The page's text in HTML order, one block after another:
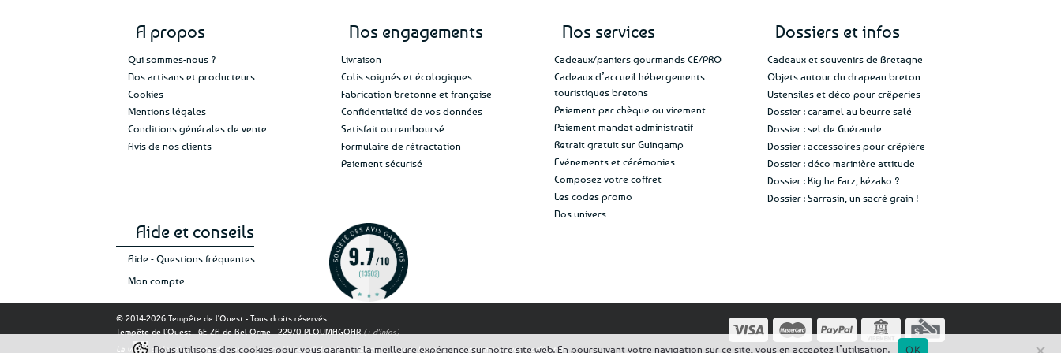
A propos
Qui sommes-nous ?
Nos artisans et producteurs
Cookies
Mentions légales
Conditions générales de vente
Avis de nos clients
Nos engagements
Livraison
Colis soignés et écologiques
Fabrication bretonne et française
Confidentialité de vos données
Satisfait ou remboursé
Formulaire de rétractation
Paiement sécurisé
Nos services
Cadeaux/paniers gourmands CE/PRO
Cadeaux d’accueil hébergements
touristiques bretons
Paiement par chèque ou virement
Paiement mandat administratif
Retrait gratuit sur Guingamp
Evénements et cérémonies
Composez votre coffret
Les codes promo
Nos univers
Dossiers et infos
Cadeaux et souvenirs de Bretagne
Objets autour du drapeau breton
Ustensiles et déco pour crêperies
Dossier : caramel au beurre salé
Dossier : sel de Guérande
Dossier : accessoires pour crêpière
Dossier : déco marinière attitude
Dossier : Kig ha Farz, kézako ?
Dossier : Sarrasin, un sacré grain !
Aide et conseils
Aide - Questions fréquentes
Mon compte
© 2014-2026 Tempête de l'Ouest - Tous droits réservés
Tempête de l'Ouest - 6E ZA de Bel Orme - 22970 PLOUMAGOAR (+ d'infos)
La vente d'alcool est interdite aux mineurs. L'abus d'alcool est dangereux pour la santé, à consommer avec modération.
Nous utilisons des cookies pour vous garantir la meilleure expérience sur notre site web. En poursuivant votre navigation sur ce site, vous en acceptez l’utilisation. OK